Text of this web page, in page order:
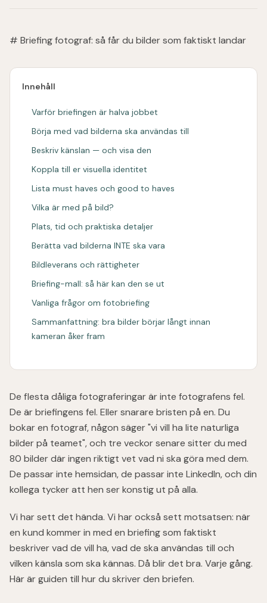
# Briefing fotograf: så får du bilder som faktiskt landar
Innehåll
Varför briefingen är halva jobbet
Börja med vad bilderna ska användas till
Beskriv känslan — och visa den
Koppla till er visuella identitet
Lista must haves och good to haves
Vilka är med på bild?
Plats, tid och praktiska detaljer
Berätta vad bilderna INTE ska vara
Bildleverans och rättigheter
Briefing-mall: så här kan den se ut
Vanliga frågor om fotobriefing
Sammanfattning: bra bilder börjar långt innan
kameran åker fram
De flesta dåliga fotograferingar är inte fotografens fel.
De är briefingens fel. Eller snarare bristen på en. Du
bokar en fotograf, någon säger "vi vill ha lite naturliga
bilder på teamet", och tre veckor senare sitter du med
80 bilder där ingen riktigt vet vad ni ska göra med dem.
De passar inte hemsidan, de passar inte LinkedIn, och din
kollega tycker att hen ser konstig ut på alla.
Vi har sett det hända. Vi har också sett motsatsen: när
en kund kommer in med en briefing som faktiskt
beskriver vad de vill ha, vad de ska användas till och
vilken känsla som ska kännas. Då blir det bra. Varje gång.
Här är guiden till hur du skriver den briefen.